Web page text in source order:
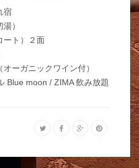
宿
）
ート）２面
ーガニックワイン付）
Blue moon / ZIMA 飲み放題